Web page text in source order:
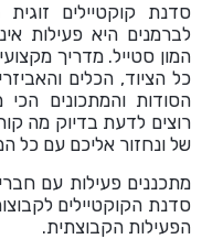
סדנת קוקטיילים
לברמנים היא פעילות
המון סטייל. מדריך
כל הציוד, הכלים
הסודות והמתכונים הכי
רוצים לדעת בדיוק מה
של ונחזור אליכם עם כל
מתכננים פעילות עם
סדנת הקוקטיילים
הפעילות הקבוצתית.